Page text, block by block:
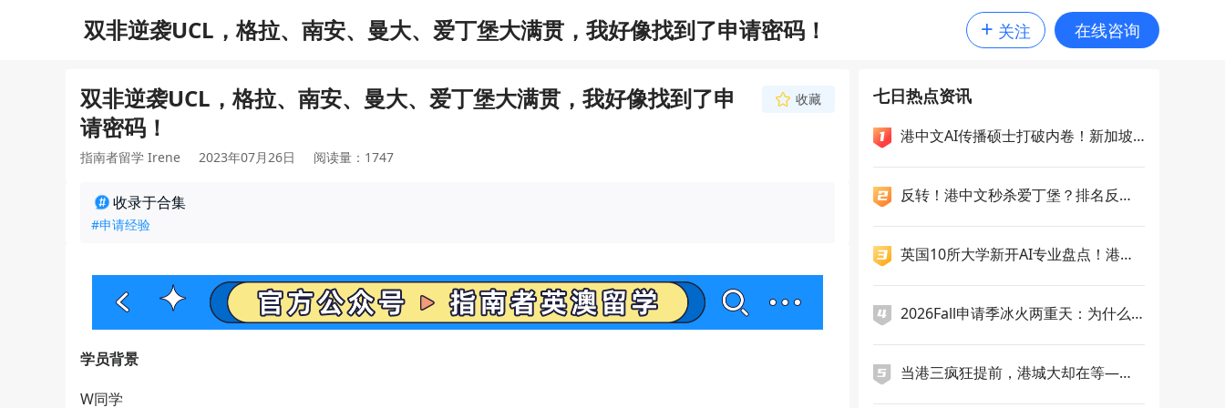
双非逆袭UCL，格拉、南安、曼大、爱丁堡大满贯，我好像找到了申请密码！ + 关注 在线咨询
双非逆袭UCL，格拉、南安、曼大、爱丁堡大满贯，我好像找到了申
请密码！
收藏
指南者留学 Irene 2023年07月26日 阅读量：1747
收录于合集
#申请经验
学员背景
W同学
七日热点资讯
港中文AI传播硕士打破内卷！新加坡
反转！港中文秒杀爱丁堡？排名反超1
英国10所大学新开AI专业盘点！港科
2026Fall申请季冰火两重天：为什么
当港三疯狂提前，港城大却在等——2